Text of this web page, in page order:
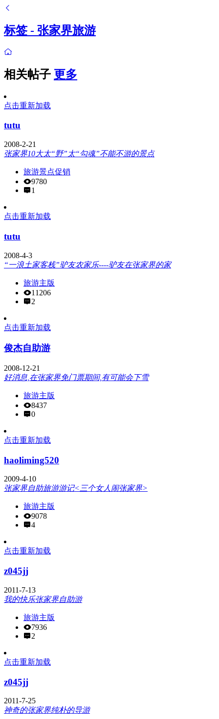
标签 - 张家界旅游
相关帖子 更多
点击重新加载
tutu
2008-2-21
张家界10大太“野”太“勾魂”不能不游的景点
旅游景点促销
9780
1
点击重新加载
tutu
2008-4-3
“一浪土家客栈”驴友农家乐----驴友在张家界的家
旅游主版
11206
2
点击重新加载
俊杰自助游
2008-12-21
好消息,在张家界免门票期间,有可能会下雪
旅游主版
8437
0
点击重新加载
haoliming520
2009-4-10
张家界自助旅游游记<三个女人闹张家界>
旅游主版
9078
4
点击重新加载
z045jj
2011-7-13
我的快乐张家界自助游
旅游主版
7936
2
点击重新加载
z045jj
2011-7-25
神奇的张家界纯朴的导游